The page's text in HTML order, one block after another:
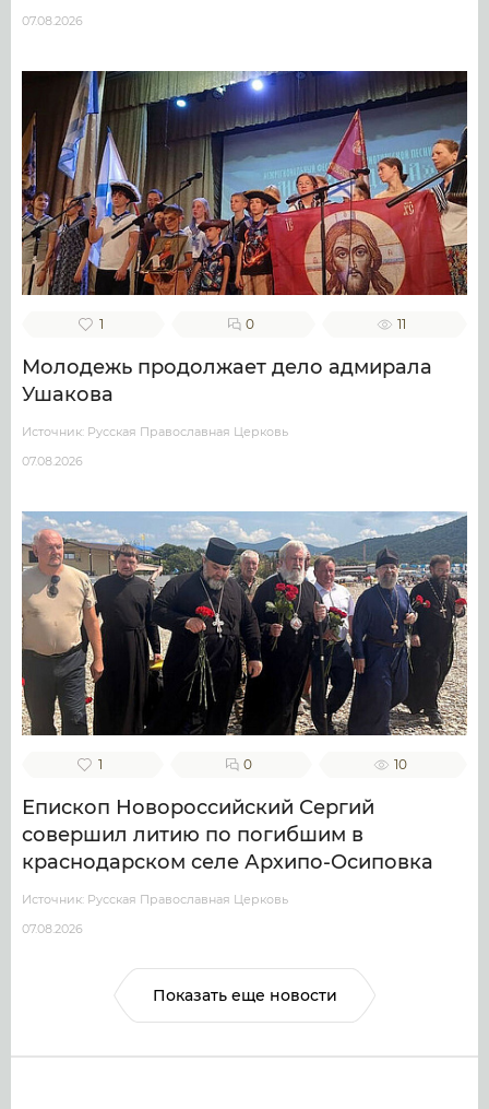
07.08.2026
1 0 11
Молодежь продолжает дело адмирала
Ушакова
Источник: Русская Православная Церковь
07.08.2026
1 0 10
Епископ Новороссийский Сергий
совершил литию по погибшим в
краснодарском селе Архипо-Осиповка
Источник: Русская Православная Церковь
07.08.2026
Показать еще новости